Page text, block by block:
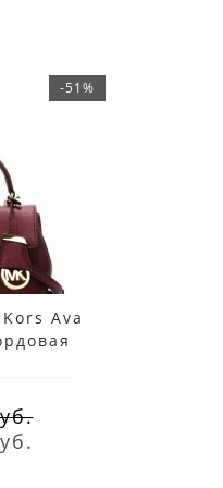
-51%
Ava